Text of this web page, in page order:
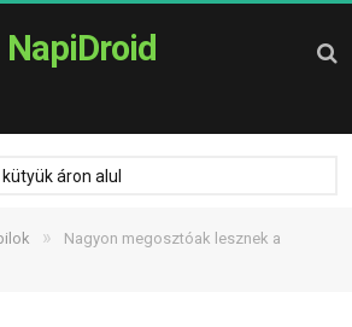
NapiDroid
áron alul
»
Nagyon megosztóak lesznek a